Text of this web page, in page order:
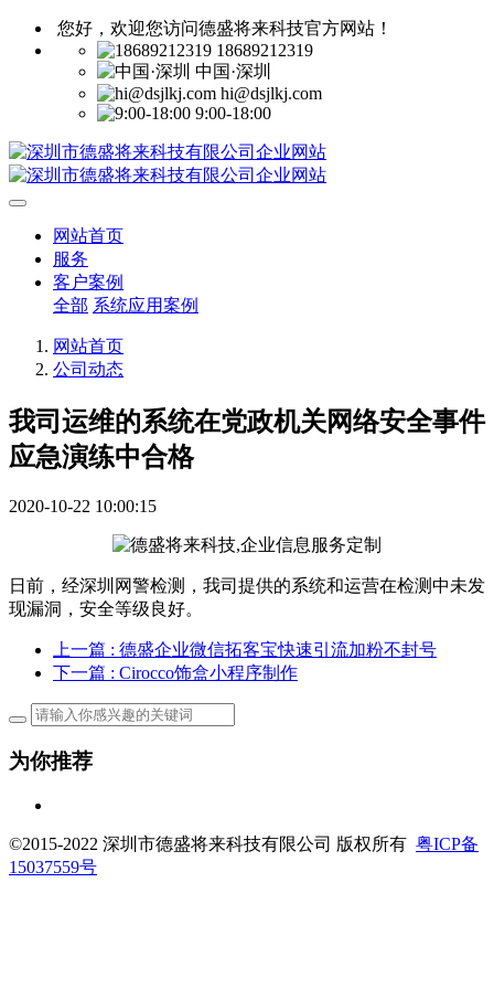
您好，欢迎您访问德盛将来科技官方网站！
18689212319
中国·深圳
hi@dsjlkj.com
9:00-18:00
网站首页
服务
客户案例
全部 系统应用案例
网站首页
公司动态
我司运维的系统在党政机关网络安全事件
应急演练中合格
2020-10-22 10:00:15
日前，经深圳网警检测，我司提供的系统和运营在检测中未发
现漏洞，安全等级良好。
上一篇 : 德盛企业微信拓客宝快速引流加粉不封号
下一篇 : Cirocco饰盒小程序制作
为你推荐
©2015-2022 深圳市德盛将来科技有限公司 版权所有 粤ICP备
15037559号